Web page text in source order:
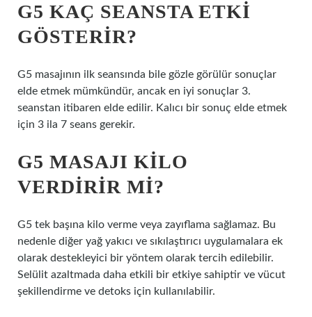
G5 KAÇ SEANSTA ETKI
GÖSTERIR?
G5 masajının ilk seansında bile gözle görülür sonuçlar
elde etmek mümkündür, ancak en iyi sonuçlar 3.
seanstan itibaren elde edilir. Kalıcı bir sonuç elde etmek
için 3 ila 7 seans gerekir.
G5 MASAJI KILO
VERDIRIR MI?
G5 tek başına kilo verme veya zayıflama sağlamaz. Bu
nedenle diğer yağ yakıcı ve sıkılaştırıcı uygulamalara ek
olarak destekleyici bir yöntem olarak tercih edilebilir.
Selülit azaltmada daha etkili bir etkiye sahiptir ve vücut
şekillendirme ve detoks için kullanılabilir.